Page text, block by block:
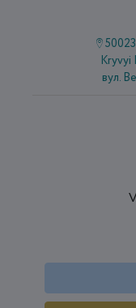
Kryvyi
вул.